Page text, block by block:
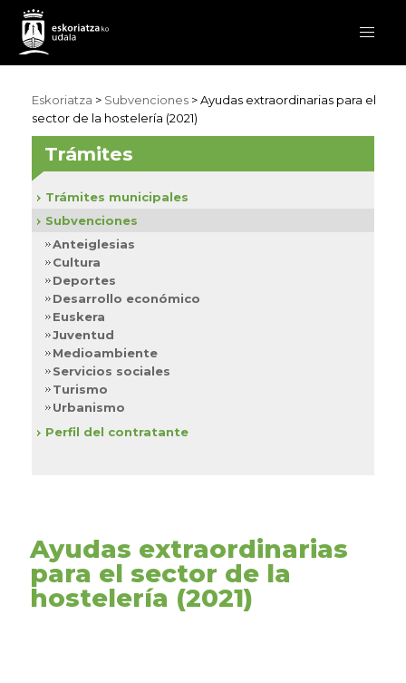
Eskoriatza > Subvenciones >Ayudas extraordinarias para el
sector de la hostelería (2021)
Ayudas extraordinarias
para el sector de la
hostelería (2021)
Trámites
Trámites municipales
Subvenciones
Anteiglesias
Cultura
Deportes
Desarrollo económico
Euskera
Juventud
Medioambiente
Servicios sociales
Turismo
Urbanismo
Perfil del contratante